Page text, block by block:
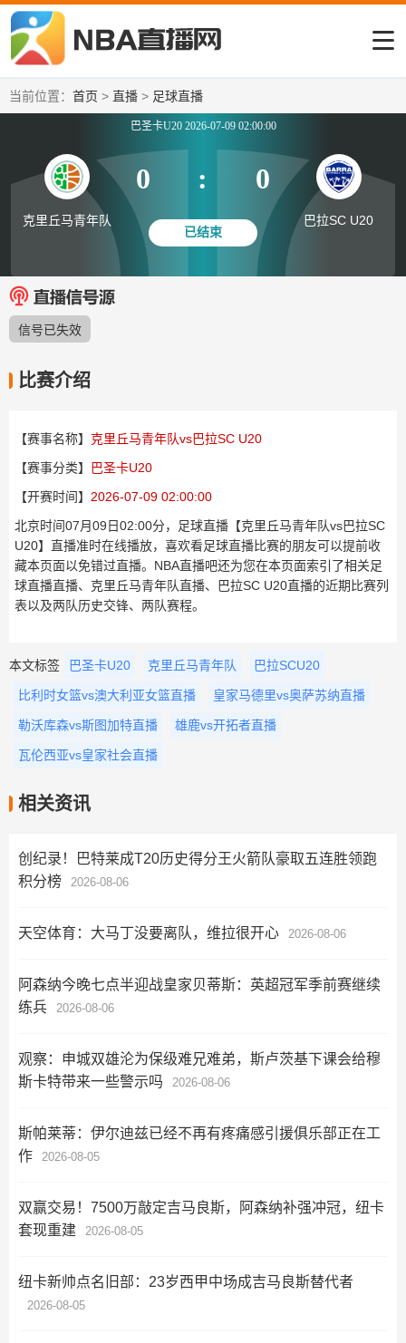
当前位置： 首页 > 直播 > 足球直播
巴圣卡U20 2026-07-09 02:00:00
克里丘马青年队
0 : 0
已结束
巴拉SC U20
信号已失效
比赛介绍
【赛事名称】 克里丘马青年队vs巴拉SC U20
【赛事分类】
巴圣卡U20
【开赛时间】 2026-07-09 02:00:00
北京时间07月09日02:00分，足球直播【克里丘马青年队vs巴拉SC
U20】直播准时在线播放，喜欢看足球直播比赛的朋友可以提前收
藏本页面以免错过直播。NBA直播吧还为您在本页面索引了相关足
球直播直播、克里丘马青年队直播、巴拉SC U20直播的近期比赛列
表以及两队历史交锋、两队赛程。
本文标签 巴圣卡U20 克里丘马青年队 巴拉SCU20
比利时女篮vs澳大利亚女篮直播 皇家马德里vs奥萨苏纳直播
勒沃库森vs斯图加特直播 雄鹿vs开拓者直播
瓦伦西亚vs皇家社会直播
相关资讯
创纪录！巴特莱成T20历史得分王火箭队豪取五连胜领跑
积分榜
2026-08-06
天空体育：大马丁没要离队，维拉很开心 2026-08-06
阿森纳今晚七点半迎战皇家贝蒂斯：英超冠军季前赛继续
练兵
2026-08-06
观察：申城双雄沦为保级难兄难弟，斯卢茨基下课会给穆
斯卡特带来一些警示吗
2026-08-06
斯帕莱蒂：伊尔迪兹已经不再有疼痛感引援俱乐部正在工
作
2026-08-05
双赢交易！7500万敲定吉马良斯，阿森纳补强冲冠，纽卡
套现重建
2026-08-05
纽卡新帅点名旧部：23岁西甲中场成吉马良斯替代者
2026-08-05